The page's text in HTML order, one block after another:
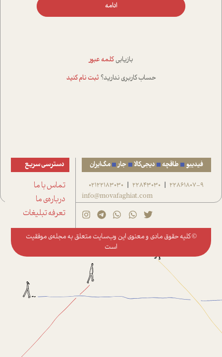
ادامه
بازیابی کلمه عبور
حساب کاربری ندارید؟ ثبت نام کنید
فیدیبو طاقچه دیجی‌کالا جار مگ‌ایران
22861807-9
|
22843030
|
02122183030
info@movafaghiat.com
دسترسی سریع
تماس با ما
درباره‌ی ما
تعرفه تبلیغات
© کلیه حقوق مادی و معنوی این وب‌سایت متعلق به مجله‌ی موفقیت
است